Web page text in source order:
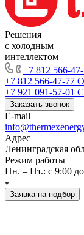
Решения
с холодным
интеллектом
+7 812 566-
+7 812 566-47-77
+7 921 091-57-01
Заказать звонок
E-mail
Адрес
Ленинградская
Режим работы
Пн. – Пт.: с 9:00
Заявка на подбор